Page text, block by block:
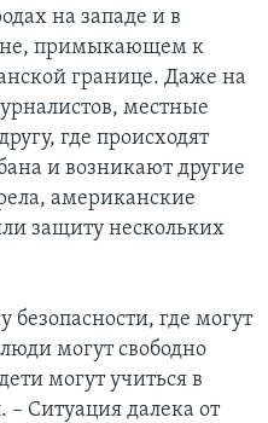
на западе и в
примыкающем к
границе. Даже на
местные
где происходят
и возникают другие
американские
защиту нескольких
где могут
могут свободно
могут учиться в
Ситуация далека от